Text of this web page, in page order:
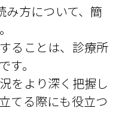
み方について、簡
ることは、診療所
。
をより深く把握し
てる際にも役立つ